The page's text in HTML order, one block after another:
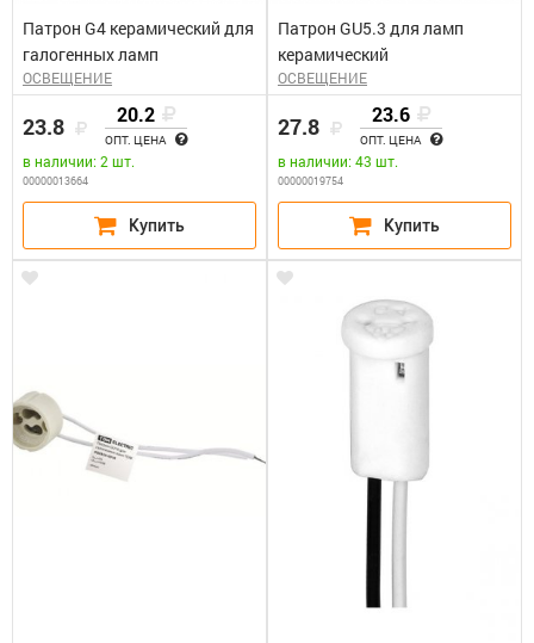
Патрон G4 керамический для
галогенных ламп
ОСВЕЩЕНИЕ
23.8 20.2
ОПТ. ЦЕНА
в наличии: 2 шт.
00000013664
Патрон GU5.3 для ламп
керамический
ОСВЕЩЕНИЕ
27.8 23.6
ОПТ. ЦЕНА
в наличии: 43 шт.
00000019754